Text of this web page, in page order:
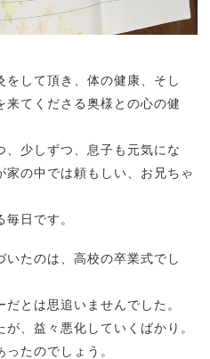
して頂き、体の健康、そし
来てくださる奥様との心の健
少しずつ、息子も元気にな
家の中では頼もしい、お兄ちゃ
日です。
たのは、高校の卒業式でし
とは思追いませんでした。
、益々悪化していくばかり。
たのでしょう。